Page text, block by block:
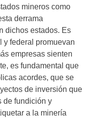
mineros como
derrama
dichos estados. Es
y federal promuevan
empresas sienten
es fundamental que
acordes, que se
de inversión que
de fundición y
a la minería